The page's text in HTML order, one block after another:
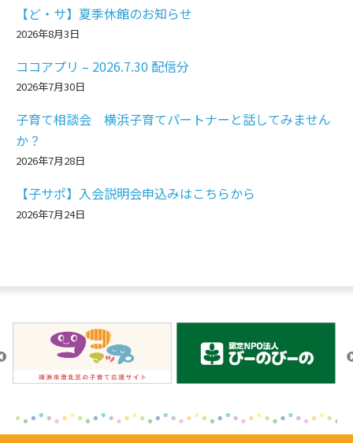
【ど・サ】夏季休館のお知らせ
2026年8月3日
ココアプリ – 2026.7.30 配信分
2026年7月30日
子育て相談会 横浜子育てパートナーと話してみません
か？
2026年7月28日
【子サポ】入会説明会申込みはこちらから
2026年7月24日